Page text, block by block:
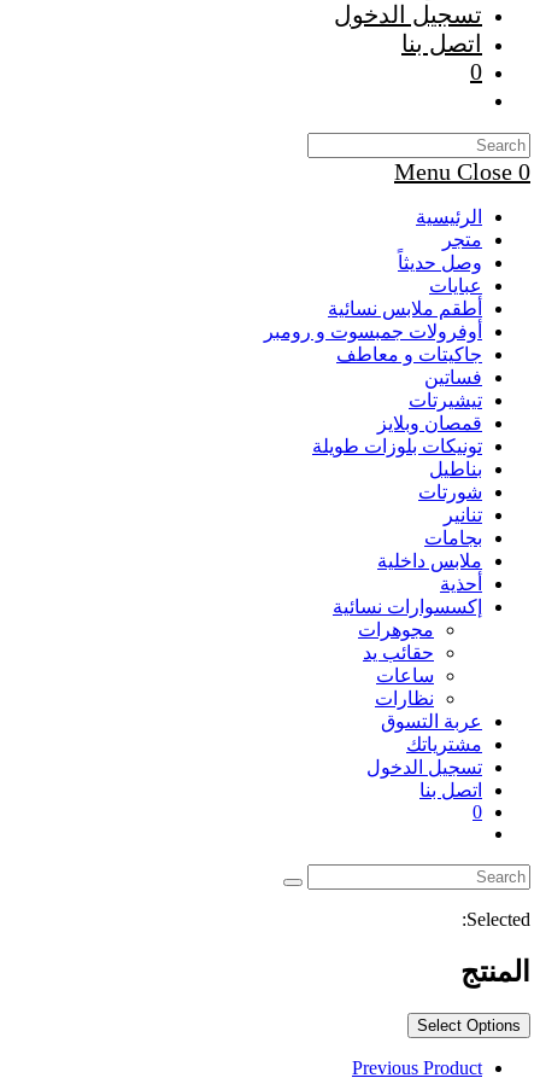
تسجيل الدخول
اتصل بنا
0
0
Menu Close
الرئيسية
متجر
وصل حديثاً
عبايات
أطقم ملابس نسائية
أوفرولات جمبسوت و رومبر
جاكيتات و معاطف
فساتين
تيشيرتات
قمصان وبلايز
تونيكات بلوزات طويلة
بناطيل
شورتات
تنانير
بجامات
ملابس داخلية
أحذية
إكسسوارات نسائية
مجوهرات
حقائب يد
ساعات
نظارات
عربة التسوق
مشترياتك
تسجيل الدخول
اتصل بنا
0
Selected:
المنتج
Select Options
Previous Product